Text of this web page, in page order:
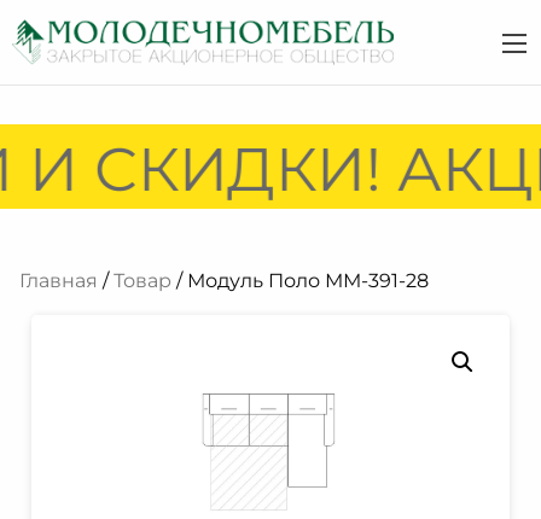
СКИДКИ!
Главная /Товар / Модуль Поло ММ-391-28